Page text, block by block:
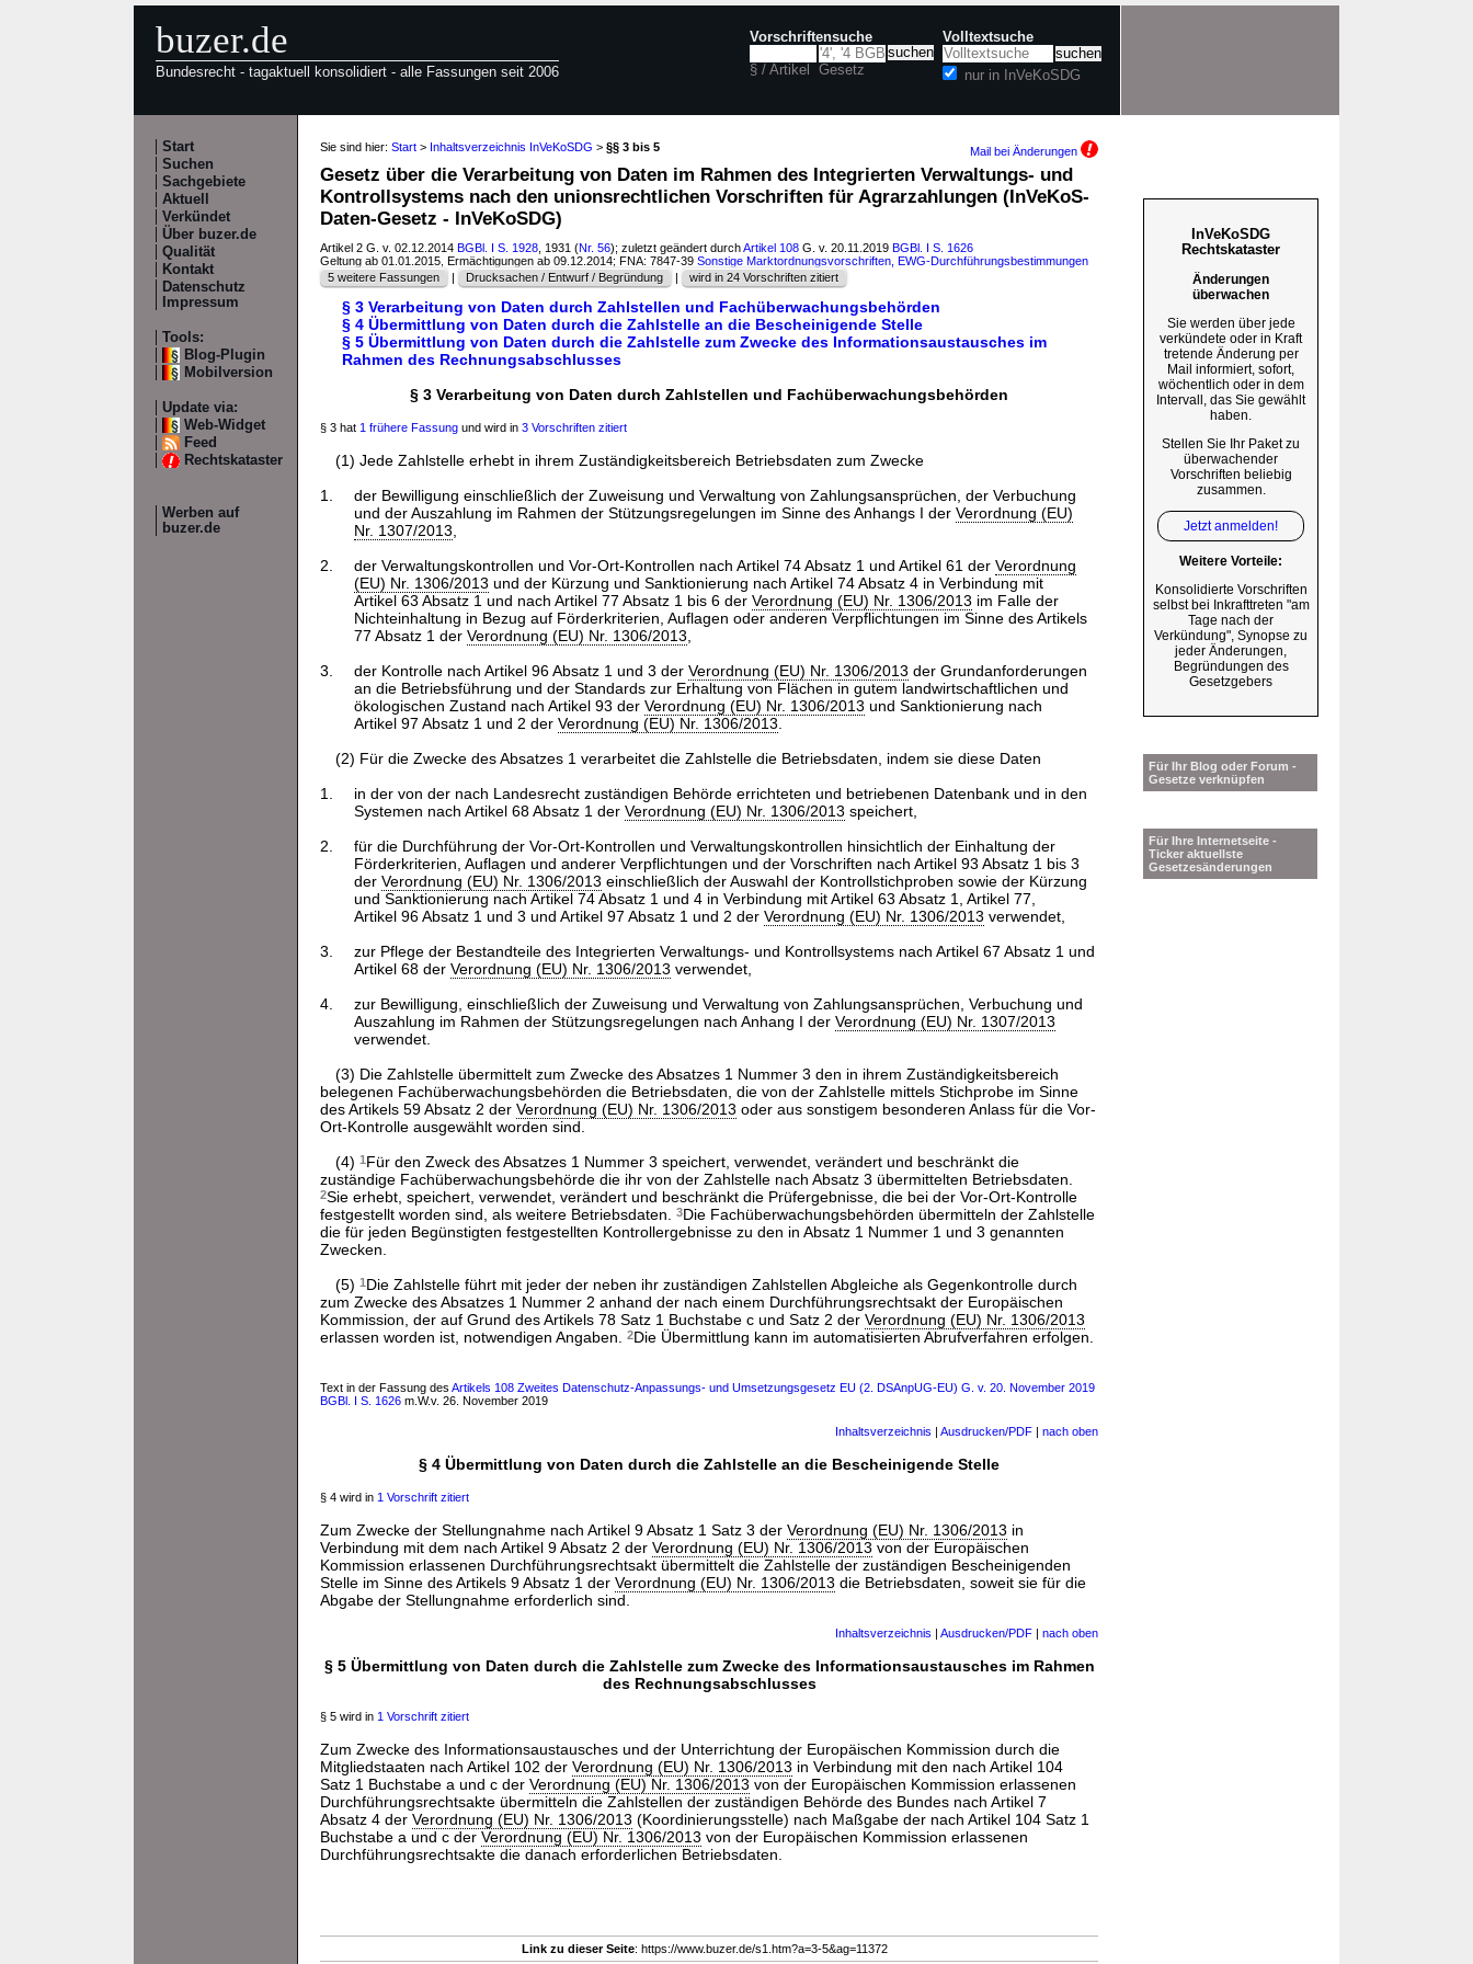
buzer.de
Bundesrecht - tagaktuell konsolidiert - alle Fassungen seit 2006
Vorschriftensuche
§ / Artikel Gesetz
Volltextsuche
nur in InVeKoSDG
Start
Suchen
Sachgebiete
Aktuell
Verkündet
Über buzer.de
Qualität
Kontakt
Datenschutz
Impressum
Tools:
Blog-Plugin
Mobilversion
Update via:
Web-Widget
Feed
Rechtskataster
Werben auf
buzer.de
Sie sind hier: Start > Inhaltsverzeichnis InVeKoSDG > §§ 3 bis 5 Mail bei Änderungen
Gesetz über die Verarbeitung von Daten im Rahmen des Integrierten Verwaltungs- und
Kontrollsystems nach den unionsrechtlichen Vorschriften für Agrarzahlungen (InVeKoS-
Daten-Gesetz - InVeKoSDG)
Artikel 2 G. v. 02.12.2014 BGBl. I S. 1928 , 1931 (Nr. 56); zuletzt geändert durchArtikel 108 G. v. 20.11.2019 BGBl. I S. 1626
Geltung ab 01.01.2015, Ermächtigungen ab 09.12.2014; FNA: 7847-39 Sonstige Marktordnungsvorschriften, EWG-Durchführungsbestimmungen
5 weitere Fassungen
| Drucksachen / Entwurf / Begründung | wird in 24 Vorschriften zitiert
§ 3 Verarbeitung von Daten durch Zahlstellen und Fachüberwachungsbehörden
§ 4 Übermittlung von Daten durch die Zahlstelle an die Bescheinigende Stelle
§ 5 Übermittlung von Daten durch die Zahlstelle zum Zwecke des Informationsaustausches im
Rahmen des Rechnungsabschlusses
§ 3 Verarbeitung von Daten durch Zahlstellen und Fachüberwachungsbehörden
§ 3 hat 1 frühere Fassung und wird in 3 Vorschriften zitiert
(1) Jede Zahlstelle erhebt in ihrem Zuständigkeitsbereich Betriebsdaten zum Zwecke
1.
der Bewilligung einschließlich der Zuweisung und Verwaltung von Zahlungsansprüchen, der Verbuchung
und der Auszahlung im Rahmen der Stützungsregelungen im Sinne des Anhangs I der Verordnung (EU)
Nr. 1307/2013
2.
der Verwaltungskontrollen und Vor-Ort-Kontrollen nach Artikel 74 Absatz 1 und Artikel 61 der Verordnung
(EU) Nr. 1306/2013 und der Kürzung und Sanktionierung nach Artikel 74 Absatz 4 in Verbindung mit
Artikel 63 Absatz 1 und nach Artikel 77 Absatz 1 bis 6 der Verordnung (EU) Nr. 1306/2013 im Falle der
Nichteinhaltung in Bezug auf Förderkriterien, Auflagen oder anderen Verpflichtungen im Sinne des Artikels
77 Absatz 1 der Verordnung (EU) Nr. 1306/2013
3.
der Kontrolle nach Artikel 96 Absatz 1 und 3 der Verordnung (EU) Nr. 1306/2013 der Grundanforderungen
an die Betriebsführung und der Standards zur Erhaltung von Flächen in gutem landwirtschaftlichen und
ökologischen Zustand nach Artikel 93 der Verordnung (EU) Nr. 1306/2013 und Sanktionierung nach
Artikel 97 Absatz 1 und 2 der Verordnung (EU) Nr. 1306/2013
(2) Für die Zwecke des Absatzes 1 verarbeitet die Zahlstelle die Betriebsdaten, indem sie diese Daten
1.
in der von der nach Landesrecht zuständigen Behörde errichteten und betriebenen Datenbank und in den
Systemen nach Artikel 68 Absatz 1 der Verordnung (EU) Nr. 1306/2013 speichert,
2.
für die Durchführung der Vor-Ort-Kontrollen und Verwaltungskontrollen hinsichtlich der Einhaltung der
Förderkriterien, Auflagen und anderer Verpflichtungen und der Vorschriften nach Artikel 93 Absatz 1 bis 3
der Verordnung (EU) Nr. 1306/2013 einschließlich der Auswahl der Kontrollstichproben sowie der Kürzung
und Sanktionierung nach Artikel 74 Absatz 1 und 4 in Verbindung mit Artikel 63 Absatz 1, Artikel 77,
Artikel 96 Absatz 1 und 3 und Artikel 97 Absatz 1 und 2 der Verordnung (EU) Nr. 1306/2013 verwendet,
3.
zur Pflege der Bestandteile des Integrierten Verwaltungs- und Kontrollsystems nach Artikel 67 Absatz 1 und
Artikel 68 der Verordnung (EU) Nr. 1306/2013 verwendet,
4.
zur Bewilligung, einschließlich der Zuweisung und Verwaltung von Zahlungsansprüchen, Verbuchung und
Auszahlung im Rahmen der Stützungsregelungen nach Anhang I der Verordnung (EU) Nr. 1307/2013
verwendet.
(3) Die Zahlstelle übermittelt zum Zwecke des Absatzes 1 Nummer 3 den in ihrem Zuständigkeitsbereich
belegenen Fachüberwachungsbehörden die Betriebsdaten, die von der Zahlstelle mittels Stichprobe im Sinne
des Artikels 59 Absatz 2 der Verordnung (EU) Nr. 1306/2013 oder aus sonstigem besonderen Anlass für die Vor-
Ort-Kontrolle ausgewählt worden sind.
(4) 1Für den Zweck des Absatzes 1 Nummer 3 speichert, verwendet, verändert und beschränkt die
zuständige Fachüberwachungsbehörde die ihr von der Zahlstelle nach Absatz 3 übermittelten Betriebsdaten.
2Sie erhebt, speichert, verwendet, verändert und beschränkt die Prüfergebnisse, die bei der Vor-Ort-Kontrolle
festgestellt worden sind, als weitere Betriebsdaten.
3Die Fachüberwachungsbehörden übermitteln der Zahlstelle
die für jeden Begünstigten festgestellten Kontrollergebnisse zu den in Absatz 1 Nummer 1 und 3 genannten
Zwecken.
(5) 1Die Zahlstelle führt mit jeder der neben ihr zuständigen Zahlstellen Abgleiche als Gegenkontrolle durch
zum Zwecke des Absatzes 1 Nummer 2 anhand der nach einem Durchführungsrechtsakt der Europäischen
Kommission, der auf Grund des Artikels 78 Satz 1 Buchstabe c und Satz 2 der Verordnung (EU) Nr. 1306/2013
erlassen worden ist, notwendigen Angaben.
2Die Übermittlung kann im automatisierten Abrufverfahren erfolgen.
Text in der Fassung des Artikels 108 Zweites Datenschutz-Anpassungs- und Umsetzungsgesetz EU (2. DSAnpUG-EU) G. v. 20. November 2019
BGBl. I S. 1626 m.W.v. 26. November 2019
Inhaltsverzeichnis | Ausdrucken/PDF | nach oben
§ 4 Übermittlung von Daten durch die Zahlstelle an die Bescheinigende Stelle
§ 4 wird in 1 Vorschrift zitiert
Zum Zwecke der Stellungnahme nach Artikel 9 Absatz 1 Satz 3 der Verordnung (EU) Nr. 1306/2013 in
Verbindung mit dem nach Artikel 9 Absatz 2 der Verordnung (EU) Nr. 1306/2013 von der Europäischen
Kommission erlassenen Durchführungsrechtsakt übermittelt die Zahlstelle der zuständigen Bescheinigenden
Stelle im Sinne des Artikels 9 Absatz 1 der Verordnung (EU) Nr. 1306/2013 die Betriebsdaten, soweit sie für die
Abgabe der Stellungnahme erforderlich sind.
Inhaltsverzeichnis | Ausdrucken/PDF | nach oben
§ 5 Übermittlung von Daten durch die Zahlstelle zum Zwecke des Informationsaustausches im Rahmen
des Rechnungsabschlusses
§ 5 wird in 1 Vorschrift zitiert
Zum Zwecke des Informationsaustausches und der Unterrichtung der Europäischen Kommission durch die
Mitgliedstaaten nach Artikel 102 der Verordnung (EU) Nr. 1306/2013 in Verbindung mit den nach Artikel 104
Satz 1 Buchstabe a und c der Verordnung (EU) Nr. 1306/2013 von der Europäischen Kommission erlassenen
Durchführungsrechtsakte übermitteln die Zahlstellen der zuständigen Behörde des Bundes nach Artikel 7
Absatz 4 der Verordnung (EU) Nr. 1306/2013 (Koordinierungsstelle) nach Maßgabe der nach Artikel 104 Satz 1
Buchstabe a und c der Verordnung (EU) Nr. 1306/2013 von der Europäischen Kommission erlassenen
Durchführungsrechtsakte die danach erforderlichen Betriebsdaten.
Link zu dieser Seite: https://www.buzer.de/s1.htm?a=3-5&ag=11372
InVeKoSDG
Rechtskataster
Änderungen
überwachen
Sie werden über jede
verkündete oder in Kraft
tretende Änderung per
Mail informiert, sofort,
wöchentlich oder in dem
Intervall, das Sie gewählt
haben.
Stellen Sie Ihr Paket zu
überwachender
Vorschriften beliebig
zusammen.
Jetzt anmelden!
Weitere Vorteile:
Konsolidierte Vorschriften
selbst bei Inkrafttreten "am
Tage nach der
Verkündung", Synopse zu
jeder Änderungen,
Begründungen des
Gesetzgebers
Für Ihr Blog oder Forum -
Gesetze verknüpfen
Für Ihre Internetseite -
Ticker aktuellste
Gesetzesänderungen